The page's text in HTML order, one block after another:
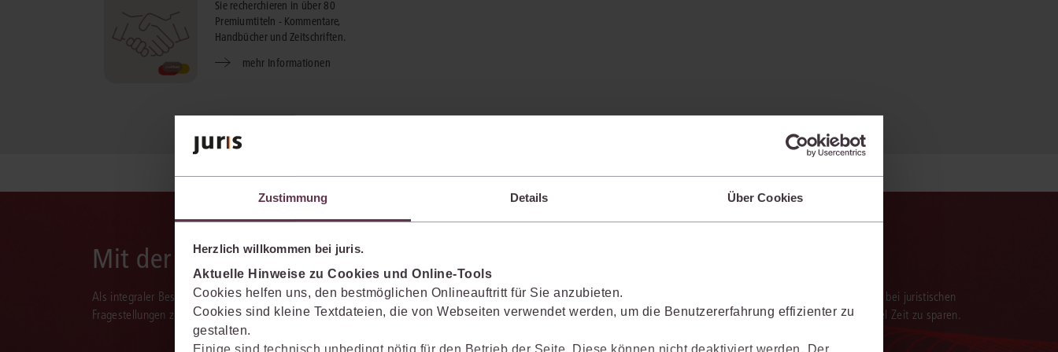
Zustimmung Details Über Cookies
Herzlich willkommen bei juris.
Aktuelle Hinweise zu Cookies und Online-Tools
Cookies helfen uns, den bestmöglichen Onlineauftritt für Sie anzubieten.
Cookies sind kleine Textdateien, die von Webseiten verwendet werden, um die Benutzererfahrung effizienter zu
gestalten.
Einige sind technisch unbedingt nötig für den Betrieb der Seite. Diese können nicht deaktiviert werden. Der
Sie recherchieren in über 80
Premiumtiteln - Kommentare,
Handbücher und Zeitschriften.
mehr Informationen
Mit der juris KI-Suite denkt das Wissen mit.
Als integraler Bestandteil des juris Portals unterstützt Sie die juris KI-Suite nicht nur bei der Recherche, sondern auch bei der Weiterverarbeitung der Ergebnisse. Sie hilft, bei juristischen
Fragestellungen zu recherchieren, zu analysieren, relevante Inhalte einzuordnen, Argumentationen transparent zu belegen und mit darauf aufbauenden Textentwürfen viel Zeit zu sparen.